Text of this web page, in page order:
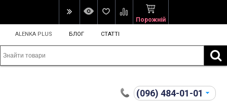
Порожній
ALENKA PLUS БЛОГ СТАТТІ
(096) 484-01-01